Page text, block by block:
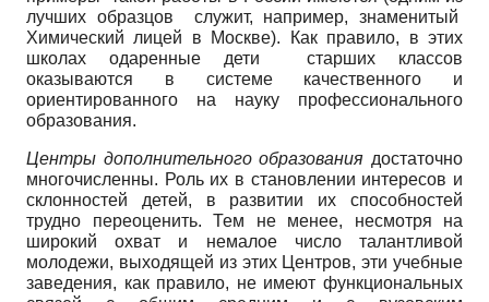
лучших образцов служит, например, знаменитый
Химический лицей в Москве). Как правило, в этих
школах одаренные дети старших классов
оказываются в системе качественного и
ориентированного на науку профессионального
образования.
Центры дополнительного образования достаточно
многочисленны. Роль их в становлении интересов и
склонностей детей, в развитии их способностей
трудно переоценить. Тем не менее, несмотря на
широкий охват и немалое число талантливой
молодежи, выходящей из этих Центров, эти учебные
заведения, как правило, не имеют функциональных